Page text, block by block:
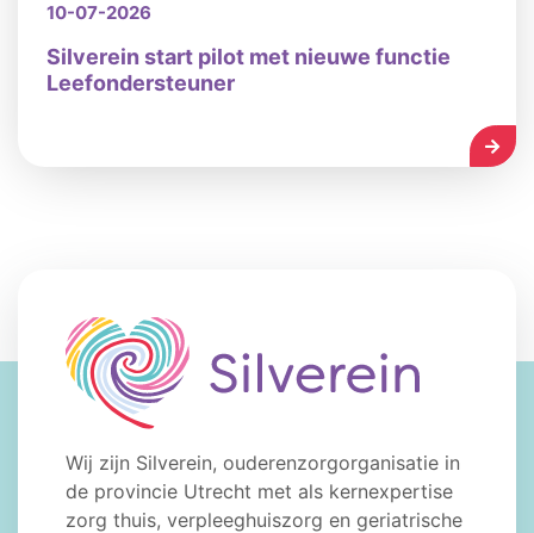
10-07-2026
Silverein start pilot met nieuwe functie
Leefondersteuner
Wij zijn Silverein, ouderenzorgorganisatie in
de provincie Utrecht met als kernexpertise
zorg thuis, verpleeghuiszorg en geriatrische